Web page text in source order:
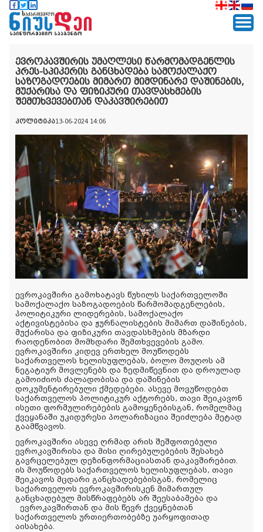
ევროკავშირის უმაღლესი წარმომადგენლის
პრეს-სპიკერის განცხადება სამოქალაქო
საზოგადოების მიმართ მიმდინარე დაშინების,
მუქარისა და ფიზიკური თავდასხმების
შემთხვევებთან დაკავშირებით
პოლიტიკა13-06-2024 14:06
ევროკავშირი გამოხატავს წუხილს საქართველოში
სამოქალაქო საზოგადოების წარმომადგენლების,
პოლიტიკური ლიდერების, სამოქალაქო
აქტივისტებისა და ჟურნალისტების მიმართ დაშინების,
მუქარისა და ფიზიკური თავდასხმების მზარდი
რაოდენობით მომხდარი შემთხვევების გამო.
ევროკავშირი კიდევ ერთხელ მოუწოდებს
საქართველოს ხელისუფლებას, ბოლო მოუღოს ამ
ნეგატიურ მოვლენებს და ზედმიწევნით და დროულად
გამოიძიოს ძალადობისა და დაშინების
დოკუმენტირებული ქმედებები. ასევე მოვუწოდებთ
საქართველოს პოლიტიკურ აქტორებს, თავი შეიკავონ
ისეთი ფორმულირებების გამოყენებისგან, რომელმაც
ქვეყანაში უკიდურესი პოლარიზაცია შეიძლება მეტად
გაამწვავოს.
ევროკავშირი ასევე ღრმად არის შეშფოთებული
ევროკავშირისა და მისი ღირებულებების შესახებ
გავრცელებულ დეზინფორმაციასთან დაკავშირებით.
ის მოუწოდებს საქართველოს ხელისუფლებას, თავი
შეიკავოს მცდარი განცხადებებისგან, რომელიც
საქართველოს ევროკავშირისკენ მიმართულ
განცხადებულ მისწრაფებებს არ შეესაბამება და
ევროკავშირთან და მის წევრ ქვეყნებთან
საქართველოს ურთიერთობებზე უარყოფითად
აისახება.